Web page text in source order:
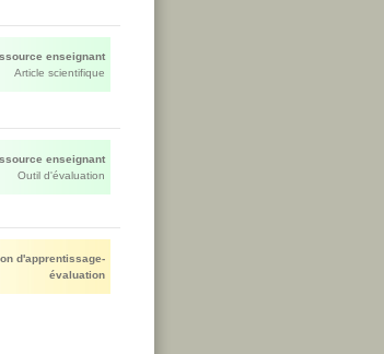
enseignant
Article scientifique
enseignant
Outil d'évaluation
d'apprentissage-
évaluation